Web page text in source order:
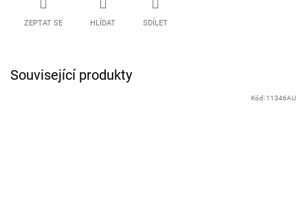
ZEPTAT SE HLÍDAT SDÍLET
Související produkty
Kód: 11346AU